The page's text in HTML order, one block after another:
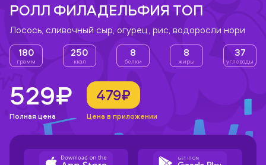
РОЛЛ ФИЛАДЕЛЬФИЯ ТОП
Лосось, сливочный сыр, огурец, рис, водоросли нори
180
грамм
250
ккал
8
белки
8
жиры
37
углеводы
529₽
Полная цена
479₽
Цена в приложении